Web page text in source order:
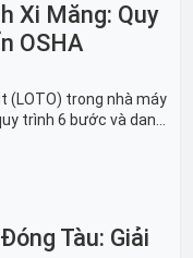
Xi Măng: Quy
OSHA
(LOTO) trong nhà máy
trình 6 bước và danh
trì lò nung, máy
Tàu: Giải